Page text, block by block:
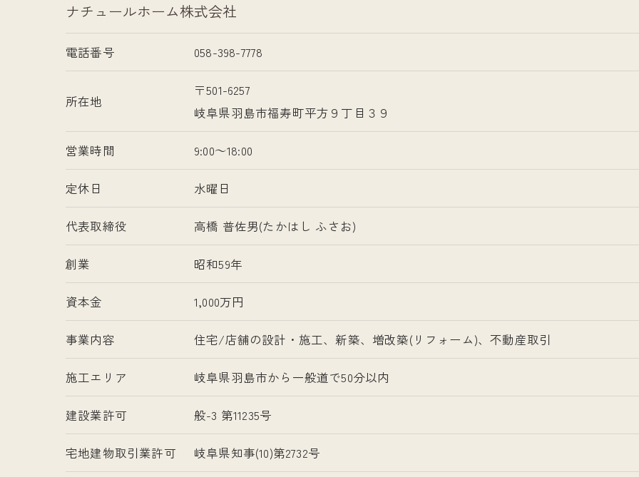
ナチュールホーム株式会社
電話番号 058-398-7778
所在地
〒501-6257
岐阜県羽島市福寿町平方９丁目３９
営業時間 9:00～18:00
定休日 水曜日
代表取締役 高橋 普佐男(たかはし ふさお)
創業 昭和59年
資本金 1,000万円
事業内容 住宅/店舗の設計・施工、新築、増改築(リフォーム)、不動産取引
施工エリア 岐阜県羽島市から一般道で50分以内
建設業許可 般-3 第11235号
宅地建物取引業許可 岐阜県知事(10)第2732号